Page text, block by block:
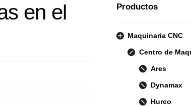
en el
Productos
Maquinaria CNC
Centro de
Ares
Dynamax
Hurco